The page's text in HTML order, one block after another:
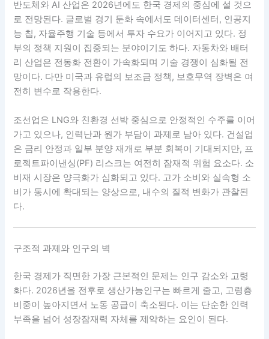
반도체와 AI 산업은 2026년에도 한국 경제의 중심에 설 것으
로 전망된다. 글로벌 경기 둔화 속에서도 데이터센터, 인공지
능 칩, 자율주행 기술 등에서 투자 수요가 이어지고 있다. 정
부의 정책 지원이 집중되는 분야이기도 하다. 자동차와 배터
리 산업은 전동화 전환이 가속화되며 기술 경쟁이 심화될 전
망이다. 다만 미국과 유럽의 보조금 정책, 보호무역 장벽은 여
전히 변수로 작용한다.
조선업은 LNG와 친환경 선박 중심으로 안정적인 수주를 이어
가고 있으나, 인력난과 원가 부담이 과제로 남아 있다. 건설업
은 금리 안정과 일부 분양 재개로 부분 회복이 기대되지만, 프
로젝트파이낸싱(PF) 리스크는 여전히 잠재적 위험 요소다. 소
비재 시장은 양극화가 심화되고 있다. 고가 소비와 실속형 소
비가 동시에 확대되는 양상으로, 내수의 질적 변화가 관찰된
다.
구조적 과제와 인구의 벽
한국 경제가 직면한 가장 근본적인 문제는 인구 감소와 고령
화다. 2026년을 전후로 생산가능인구는 빠르게 줄고, 고령층
비중이 높아지면서 노동 공급이 축소된다. 이는 단순한 인력
부족을 넘어 성장잠재력 자체를 제약하는 요인이 된다.